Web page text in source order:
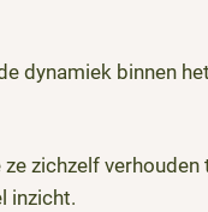
dynamiek binnen
zichzelf verhouden
inzicht.